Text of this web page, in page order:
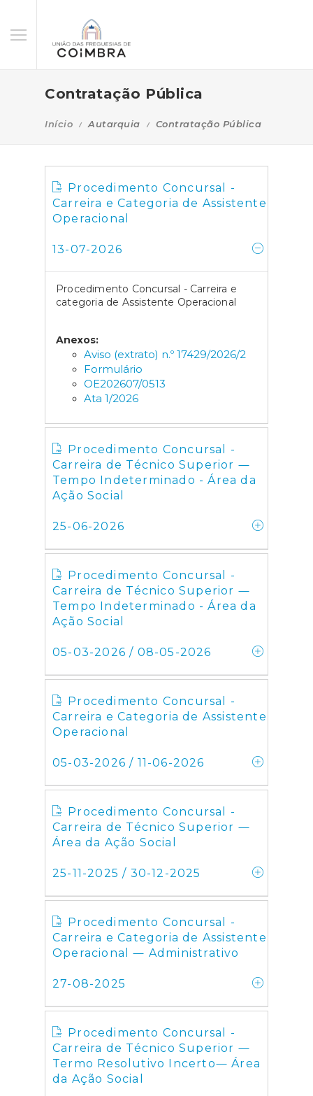
Contratação Pública
Início Autarquia Contratação Pública
Procedimento Concursal -
Carreira e Categoria de Assistente
Operacional
13-07-2026
Procedimento Concursal - Carreira e
categoria de Assistente Operacional
Anexos:
Aviso (extrato) n.º 17429/2026/2
Formulário
OE202607/0513
Ata 1/2026
Procedimento Concursal -
Carreira de Técnico Superior ―
Tempo Indeterminado - Área da
Ação Social
25-06-2026
Procedimento Concursal -
Carreira de Técnico Superior ―
Tempo Indeterminado - Área da
Ação Social
05-03-2026 / 08-05-2026
Procedimento Concursal -
Carreira e Categoria de Assistente
Operacional
05-03-2026 / 11-06-2026
Procedimento Concursal -
Carreira de Técnico Superior ―
Área da Ação Social
25-11-2025 / 30-12-2025
Procedimento Concursal -
Carreira e Categoria de Assistente
Operacional ― Administrativo
27-08-2025
Procedimento Concursal -
Carreira de Técnico Superior ―
Termo Resolutivo Incerto― Área
da Ação Social